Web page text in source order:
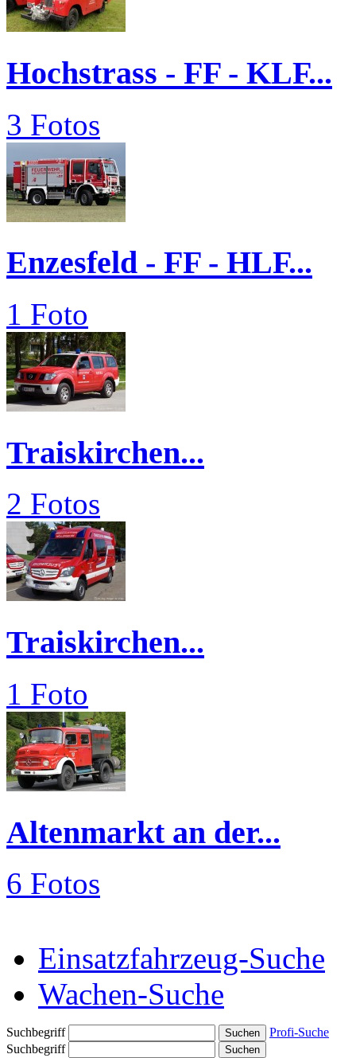
Hochstrass - FF - KLF...
3 Fotos
Enzesfeld - FF - HLF...
1 Foto
Traiskirchen...
2 Fotos
Traiskirchen...
1 Foto
Altenmarkt an der...
6 Fotos
Einsatzfahrzeug-Suche
Wachen-Suche
Suchbegriff
Profi-Suche
Suchbegriff